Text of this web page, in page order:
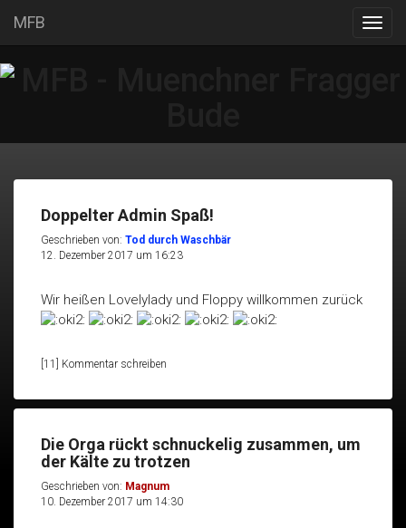
Doppelter Admin Spaß!
Geschrieben von: Tod durch Waschbär
12. Dezember 2017 um 16:23
Wir heißen Lovelylady und Floppy willkommen zurück
[11] Kommentar schreiben
Die Orga rückt schnuckelig zusammen, um
der Kälte zu trotzen
Geschrieben von: Magnum
10. Dezember 2017 um 14:30
Menü
MFB